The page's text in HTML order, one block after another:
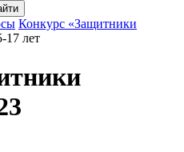
Конкурс «Защитники
17 лет